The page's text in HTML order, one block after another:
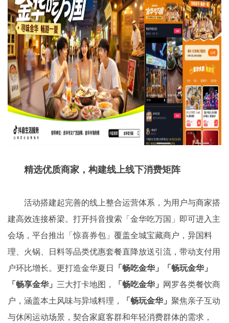
精选优质商家，构建线上线下消费矩阵
活动搭建起完善的线上整合运营体系，为用户与商家搭
建高效连接桥梁。打开抖音搜索「金华吃万国」即可进入主
会场，平台推出「惊喜券包」覆盖全城宝藏商户，异国料
理、火锅、日料等品类优惠套餐直降放送引流，带动支付用
户环比增长。更打造金华夏日
「畅吃金华」「畅玩金华」
「畅享金华」 三大打卡地图， 「畅吃金华」
网罗各类餐饮商
户，涵盖本土风味与异域料理，
「畅玩金华」 聚焦亲子互动
与休闲运动场景，契合家庭客群和年轻消费群体的需求，